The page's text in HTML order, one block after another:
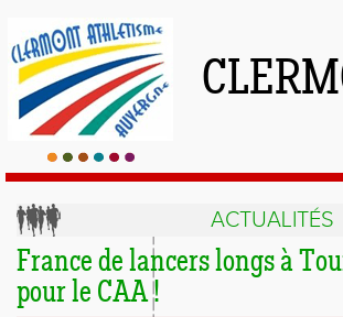
ACTUALITÉS
France de lancers longs à
pour le CAA !